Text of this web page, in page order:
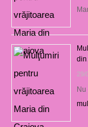
din
29/
Nu